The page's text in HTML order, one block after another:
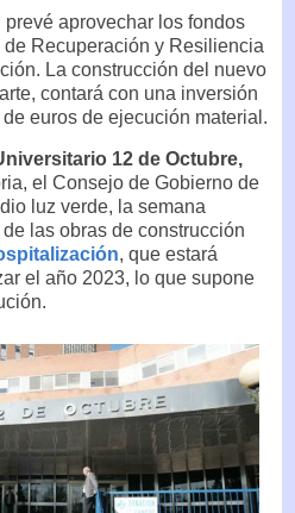
aprovechar los fondos
Recuperación y Resiliencia
La construcción del nuevo
contará con una inversión
euros de ejecución material.
12 de Octubre,
el Consejo de Gobierno de
luz verde, la semana
las obras de construcción
, que estará
el año 2023, lo que supone